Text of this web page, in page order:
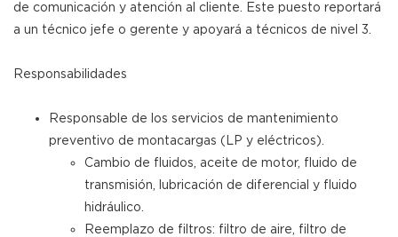
de comunicación y atención al cliente. Este puesto reportará
a un técnico jefe o gerente y apoyará a técnicos de nivel 3.
Responsabilidades
Responsable de los servicios de mantenimiento
preventivo de montacargas (LP y eléctricos).
Cambio de fluidos, aceite de motor, fluido de
transmisión, lubricación de diferencial y fluido
hidráulico.
Reemplazo de filtros: filtro de aire, filtro de